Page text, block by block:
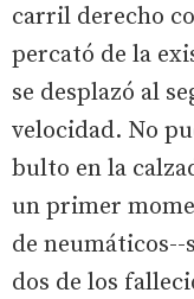
carril derecho
percató de la
se desplazó al
velocidad. No
bulto en la
un primer
de neumáticos--
dos de los